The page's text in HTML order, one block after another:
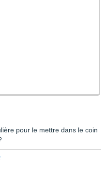
pour le mettre dans le coin